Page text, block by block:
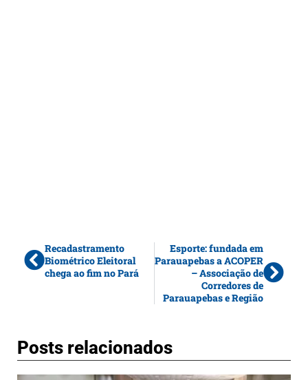
Recadastramento
Biométrico Eleitoral
chega ao fim no Pará
Esporte: fundada em
Parauapebas a ACOPER
– Associação de
Corredores de
Parauapebas e Região
Posts relacionados